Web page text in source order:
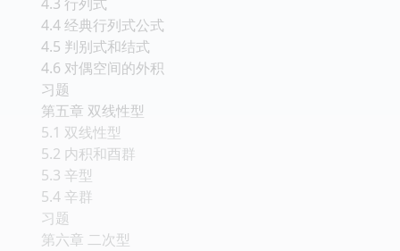
4.4 经典行列式公式
4.5 判别式和结式
4.6 对偶空间的外积
习题
第五章 双线性型
5.1 双线性型
5.2 内积和酉群
5.3 辛型
5.4 辛群
习题
第六章 二次型